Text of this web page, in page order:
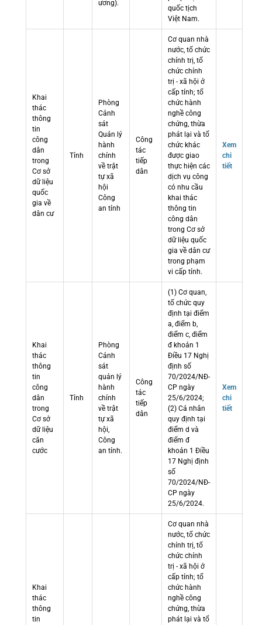
ương).
quốc tịch
Việt Nam.
Khai
thác
thông
tin
công
dân
trong
Cơ sở
dữ liệu
quốc
gia về
dân cư
Tỉnh
Phòng
Cảnh
sát
Quản lý
hành
chính
về trật
tự xã
hội
Công
an tỉnh
Công
tác
tiếp
dân
Cơ quan nhà
nước, tổ chức
chính trị, tổ
chức chính
trị - xã hội ở
cấp tỉnh; tổ
chức hành
nghề công
chứng, thừa
phát lại và tổ
chức khác
được giao
thực hiện các
dịch vụ công
có nhu cầu
khai thác
thông tin
công dân
trong Cơ sở
dữ liệu quốc
gia về dân cư
trong phạm
vi cấp tỉnh.
Xem
chi
tiết
Khai
thác
thông
tin
công
dân
trong
Cơ sở
dữ liệu
căn
cước
Tỉnh
Phòng
Cảnh
sát
quản lý
hành
chính
về trật
tự xã
hội,
Công
an tỉnh.
Công
tác
tiếp
dân
(1) Cơ quan,
tổ chức quy
định tại điểm
a, điểm b,
điểm c, điểm
đ khoản 1
Điều 17 Nghị
định số
70/2024/NĐ-
CP ngày
25/6/2024;
(2) Cá nhân
quy định tại
điểm d và
điểm đ
khoản 1 Điều
17 Nghị định
số
70/2024/NĐ-
CP ngày
25/6/2024.
Xem
chi
tiết
Khai
thác
thông
tin
Cơ quan nhà
nước, tổ chức
chính trị, tổ
chức chính
trị - xã hội ở
cấp tỉnh; tổ
chức hành
nghề công
chứng, thừa
phát lại và tổ